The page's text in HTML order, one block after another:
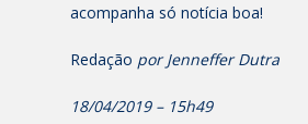
acompanha só notícia boa!
Redação por Jenneffer Dutra
18/04/2019 – 15h49